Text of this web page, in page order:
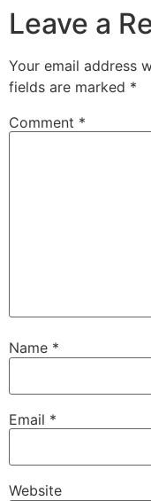
Leave a
Your email address
fields are marked *
Comment *
Name *
Email *
Website